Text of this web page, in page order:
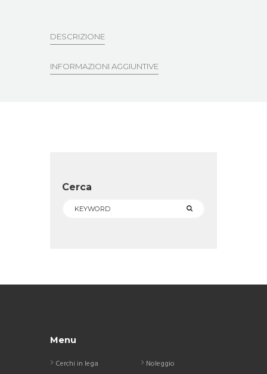
DESCRIZIONE
INFORMAZIONI AGGIUNTIVE
Cerca
Menu
Cerchi in lega
Noleggio